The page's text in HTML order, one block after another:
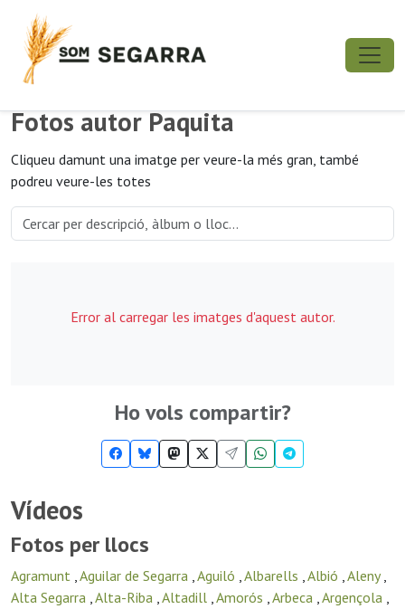
Fotos autor Paquita
Cliqueu damunt una imatge per veure-la més gran, també
podreu veure-les totes
Error al carregar les imatges d'aquest autor.
Ho vols compartir?
Vídeos
Fotos per llocs
Agramunt ,Aguilar de Segarra ,Aguiló ,Albarells ,Albió ,Aleny,
Alta Segarra ,Alta-Riba ,Altadill ,Amorós ,Arbeca ,Argençola ,